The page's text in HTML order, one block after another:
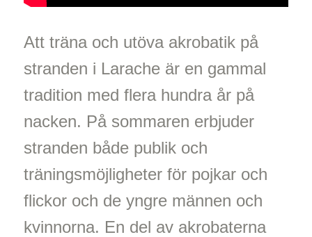
Att träna och utöva akrobatik på
stranden i Larache är en gammal
tradition med flera hundra år på
nacken. På sommaren erbjuder
stranden både publik och
träningsmöjligheter för pojkar och
flickor och de yngre männen och
kvinnorna. En del av akrobaterna